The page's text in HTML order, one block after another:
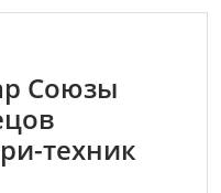
Союзы
техник